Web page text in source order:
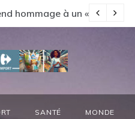
Comité National Ozone
SANTÉ MONDE